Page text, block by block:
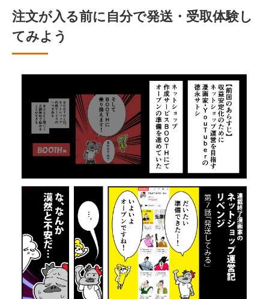
注文が入る前に自分で発送・受取体験し
てみよう